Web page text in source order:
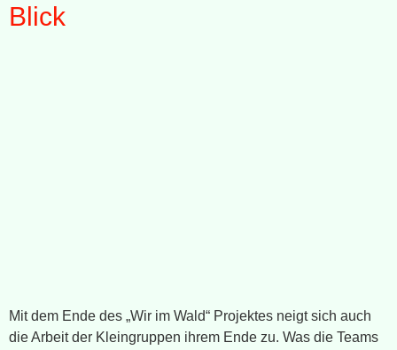
Blick
Mit dem Ende des „Wir im Wald“ Projektes neigt sich auch
die Arbeit der Kleingruppen ihrem Ende zu. Was die Teams